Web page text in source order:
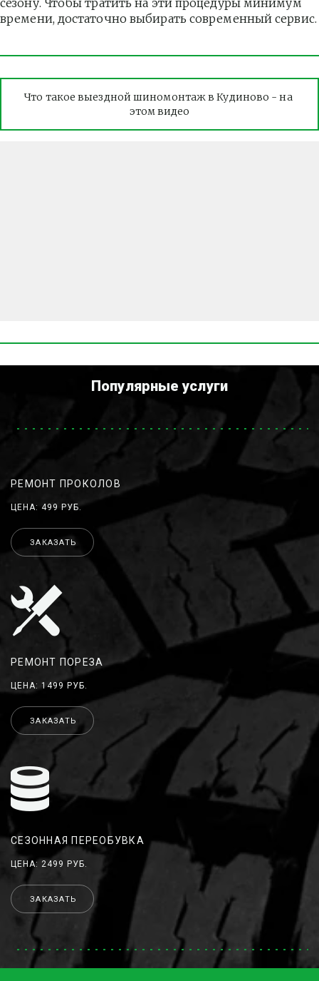
сезону. Чтобы тратить на эти процедуры минимум
времени, достаточно выбирать современный сервис.
Что такое выездной шиномонтаж в Кудиново - на
этом видео
Популярные услуги
РЕМОНТ ПРОКОЛОВ
ЦЕНА: 499 РУБ.
ЗАКАЗАТЬ
РЕМОНТ ПОРЕЗА
ЦЕНА: 1499 РУБ.
ЗАКАЗАТЬ
СЕЗОННАЯ ПЕРЕОБУВКА
ЦЕНА: 2499 РУБ.
ЗАКАЗАТЬ